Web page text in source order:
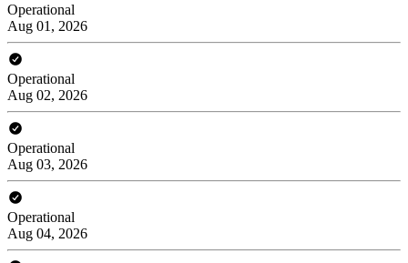
Operational
Aug 01, 2026
Operational
Aug 02, 2026
Operational
Aug 03, 2026
Operational
Aug 04, 2026